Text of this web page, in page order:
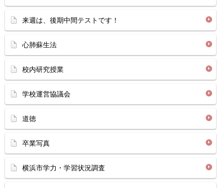
来週は、後期中間テストです！
心肺蘇生法
校内研究授業
学校運営協議会
道徳
卒業写真
横浜市学力・学習状況調査